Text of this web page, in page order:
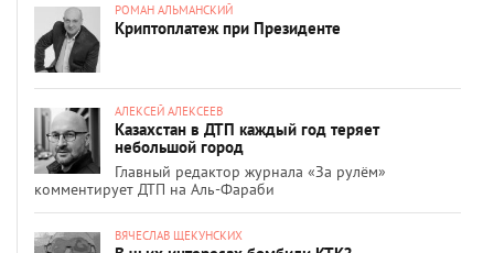
РОМАН АЛЬМАНСКИЙ
Криптоплатеж при Президенте
АЛЕКСЕЙ АЛЕКСЕЕВ
Казахстан в ДТП каждый год теряет
небольшой город
Главный редактор журнала «За рулём»
комментирует ДТП на Аль-Фараби
ВЯЧЕСЛАВ ЩЕКУНСКИХ